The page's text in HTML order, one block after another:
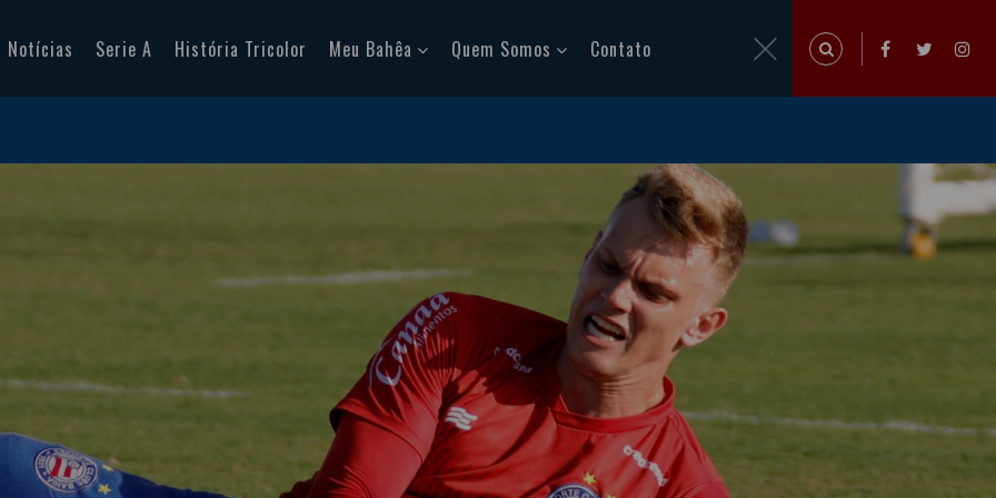
Notícias Serie A História Tricolor Meu Bahêa Quem Somos Contato